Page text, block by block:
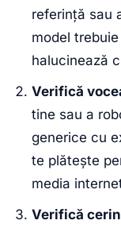
referință sau
model
halucinează
Verifică
tine sau a
generice cu
te plătește
media
Verifică